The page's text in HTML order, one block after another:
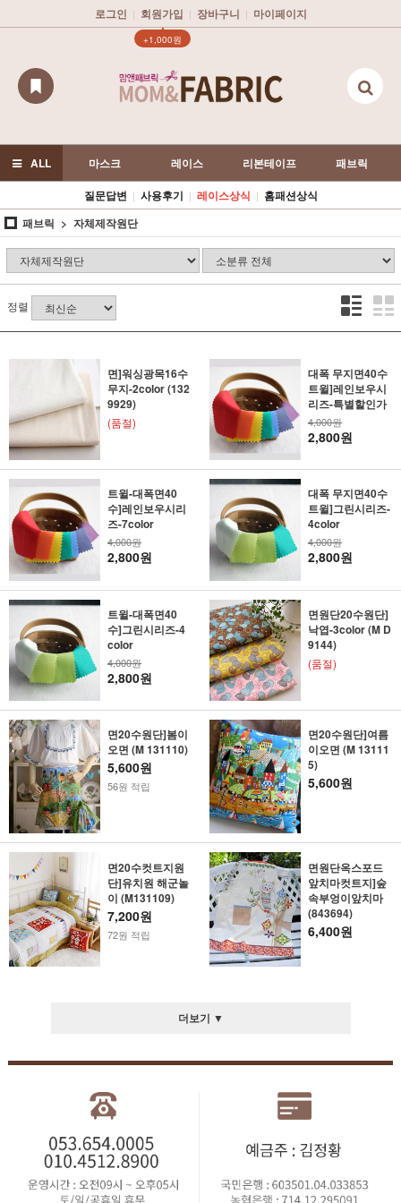
로그인 | 회원가입 |
▲
+1,000원
장바구니 | 마이페이지
ALL 마스크 레이스 리본테이프
패브릭
질문답변 | 사용후기 | 레이스상식 | 홈패션상식
패브릭
자체제작원단
정렬
면]워싱광목16수
무지-2color (132
9929)
(품절)
대폭 무지면40수
트윌]레인보우시
리즈-특별할인가
4,000원
2,800원
트윌-대폭면40
수]레인보우시리
즈-7color
4,000원
2,800원
대폭 무지면40수
트윌]그린시리즈-
4color
4,000원
2,800원
트윌-대폭면40
수]그린시리즈-4
color
4,000원
2,800원
면원단20수원단]
낙엽-3color (M D
9144)
(품절)
면20수원단]봄이
오면 (M 131110)
5,600원
56원 적립
면20수원단]여름
이오면 (M 13111
5)
5,600원
면20수컷트지원
단]유치원 해군놀
이 (M131109)
7,200원
72원 적립
면원단옥스포드
앞치마컷트지]숲
속부엉이앞치마
(843694)
6,400원
더보기 ▼